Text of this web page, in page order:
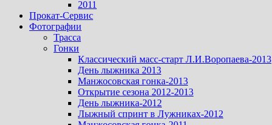
2011
Прокат-Сервис
Фотографии
Трасса
Гонки
Классический масс-старт Л.И.Воропаева-2013
День лыжника 2013
Манжосовская гонка-2013
Открытие сезона 2012-2013
День лыжника-2012
Лыжный спринт в Лужниках-2012